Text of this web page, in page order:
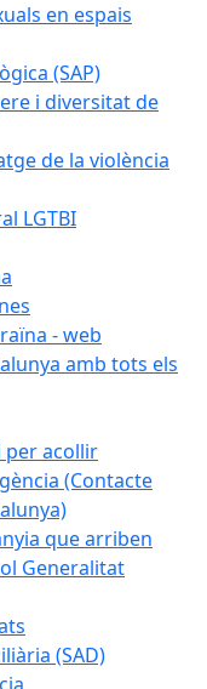
en espais
(SAP)
i diversitat de
de la violència
LGTBI
- web
amb tots els
per acollir
(Contacte
que arriben
Generalitat
(SAD)